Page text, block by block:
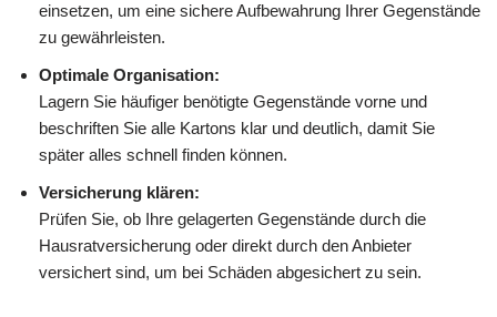
einsetzen, um eine sichere Aufbewahrung Ihrer Gegenstände
zu gewährleisten.
Optimale Organisation:
Lagern Sie häufiger benötigte Gegenstände vorne und
beschriften Sie alle Kartons klar und deutlich, damit Sie
später alles schnell finden können.
Versicherung klären:
Prüfen Sie, ob Ihre gelagerten Gegenstände durch die
Hausratversicherung oder direkt durch den Anbieter
versichert sind, um bei Schäden abgesichert zu sein.